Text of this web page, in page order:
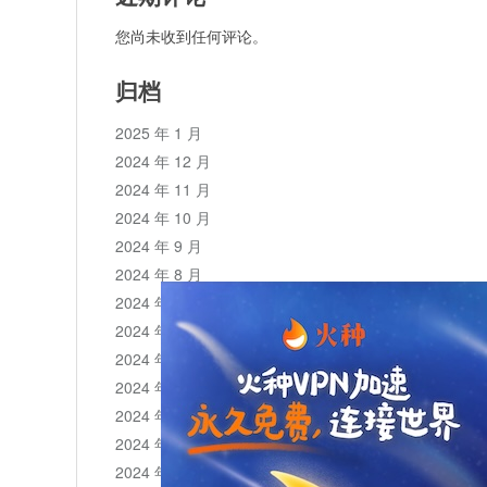
您尚未收到任何评论。
归档
2025 年 1 月
2024 年 12 月
2024 年 11 月
2024 年 10 月
2024 年 9 月
2024 年 8 月
2024 年 7 月
2024 年 6 月
2024 年 5 月
2024 年 4 月
2024 年 3 月
2024 年 2 月
2024 年 1 月